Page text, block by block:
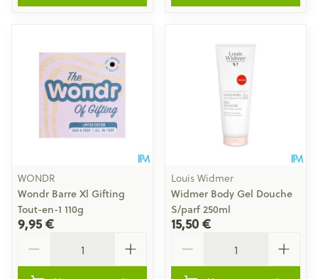
WONDR
Wondr Barre Xl Gifting
Tout-en-1 110g
9,95 €
Louis Widmer
Widmer Body Gel Douche
S/parf 250ml
15,50 €